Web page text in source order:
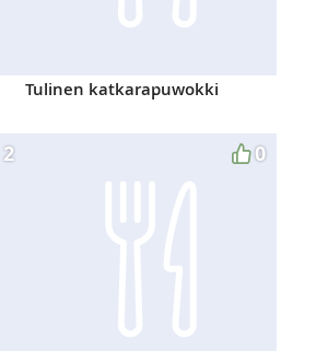
Tulinen katkarapuwokki
2 0